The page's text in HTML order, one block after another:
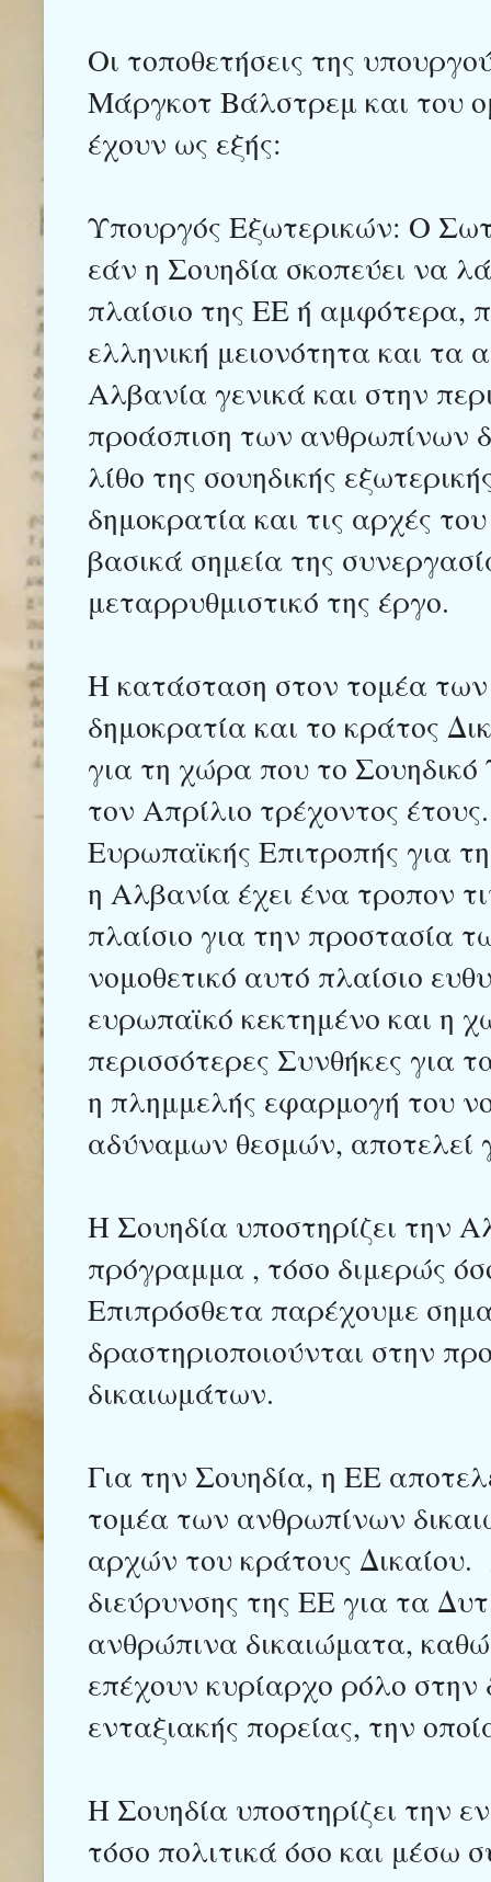
Οι τοποθετήσεις της
Μάργκοτ Βάλστρεμ και του
έχουν ως εξής:
Υπουργός Εξωτερικών: Ο
εάν η Σουηδία σκοπεύει να
πλαίσιο της ΕΕ ή αμφότερα,
ελληνική μειονότητα και τα
Αλβανία γενικά και στην
προάσπιση των ανθρωπίνων
λίθο της σουηδικής
δημοκρατία και τις αρχές
βασικά σημεία της
μεταρρυθμιστικό της έργο.
Η κατάσταση στον τομέα
δημοκρατία και το κράτος
για τη χώρα που το
τον Απρίλιο τρέχοντος
Ευρωπαϊκής Επιτροπής για
η Αλβανία έχει ένα τροπον
πλαίσιο για την προστασία
νομοθετικό αυτό πλαίσιο
ευρωπαϊκό κεκτημένο και η
περισσότερες Συνθήκες για
η πλημμελής εφαρμογή του
αδύναμων θεσμών, αποτελεί
Η Σουηδία υποστηρίζει την
πρόγραμμα , τόσο διμερώς
Επιπρόσθετα παρέχουμε
δραστηριοποιούνται στην
δικαιωμάτων.
Για την Σουηδία, η ΕΕ
τομέα των ανθρωπίνων
αρχών του κράτους Δικαίου.
διεύρυνσης της ΕΕ για τα
ανθρώπινα δικαιώματα,
επέχουν κυρίαρχο ρόλο στην
ενταξιακής πορείας, την
Η Σουηδία υποστηρίζει την
τόσο πολιτικά όσο και μέσω